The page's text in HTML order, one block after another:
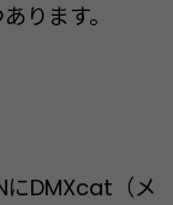
ります。
にDMXcat（メ